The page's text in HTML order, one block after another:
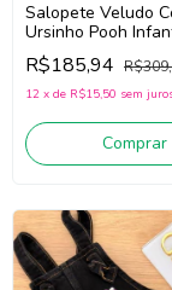
Salopete Veludo
Ursinho Pooh
Menina Momi
R$185,94
12 x de R$15,50 sem
Comprar